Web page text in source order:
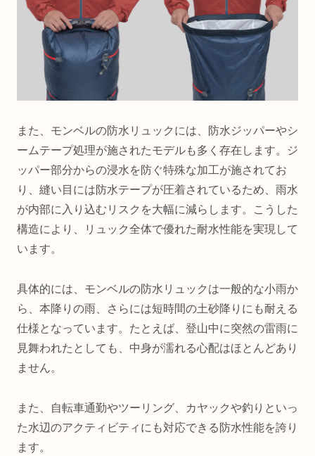
また、モンベルの防水リュックには、防水ジッパーやシ
ームテープ処理が施されたモデルも多く存在します。ジ
ッパー部分からの浸水を防ぐ特殊な加工が施されてお
り、縫い目には防水テープが圧着されているため、雨水
が内部に入り込むリスクを大幅に減らします。こうした
構造により、リュック全体で優れた耐水性能を実現して
います。
具体的には、モンベルの防水リュックは一般的な小雨か
ら、本降りの雨、さらには短時間の土砂降りにも耐える
仕様となっています。たとえば、登山中に突然の雷雨に
見舞われたとしても、中身が濡れる心配はほとんどあり
ません。
また、自転車通勤やツーリング、カヤックや釣りといっ
た水辺のアクティビティにも対応できる防水性能を誇り
ます。